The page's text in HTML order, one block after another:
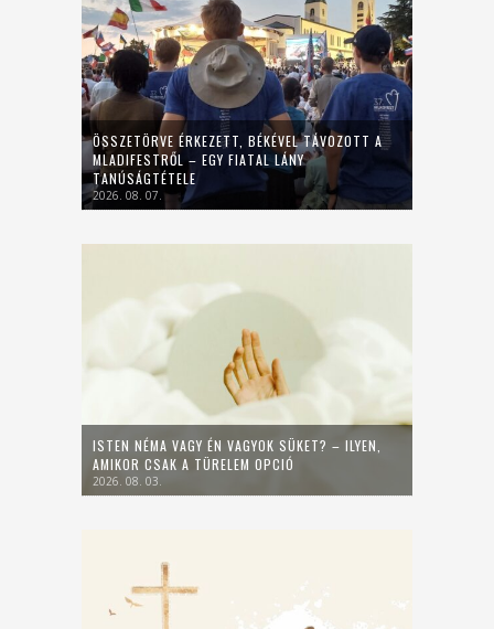
ÖSSZETÖRVE ÉRKEZETT, BÉKÉVEL TÁVOZOTT A
MLADIFESTRŐL – EGY FIATAL LÁNY
TANÚSÁGTÉTELE
2026. 08. 07.
ISTEN NÉMA VAGY ÉN VAGYOK SÜKET? – ILYEN,
AMIKOR CSAK A TÜRELEM OPCIÓ
2026. 08. 03.